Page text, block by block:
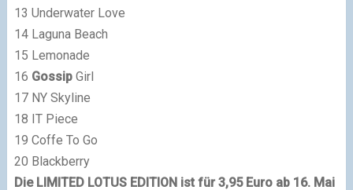
13 Underwater Love
14 Laguna Beach
15 Lemonade
16 GossipGirl
17 NY Skyline
18 IT Piece
19 Coffe To Go
20 Blackberry
Die LIMITED LOTUS EDITION ist für 3,95 Euro ab 16. Mai